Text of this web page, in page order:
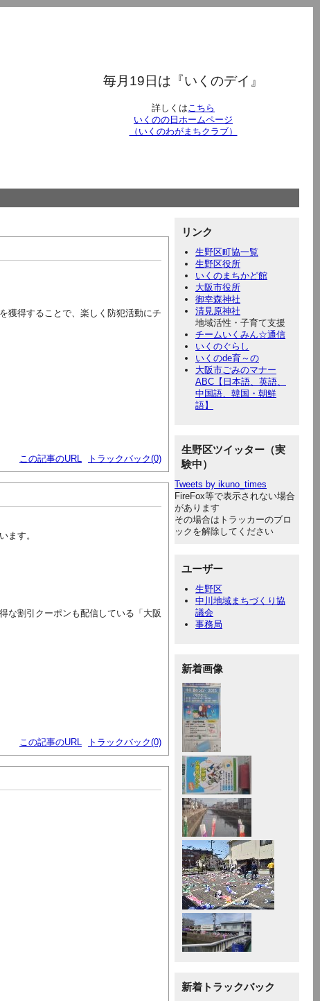
毎月19日は『いくのデイ』
詳しくはこちら
いくのの日ホームページ
（いくのわがまちクラブ）
リンク
生野区町協一覧
生野区役所
いくのまちかど館
大阪市役所
御幸森神社
清見原神社
地域活性・子育て支援
チームいくみん☆通信
いくのぐらし
いくのde育～の
大阪市ごみのマナー
ABC【日本語、英語、
中国語、韓国・朝鮮
語】
生野区ツイッター（実
験中）
Tweets by ikuno_times
FireFox等で表示されない場合
があります
その場合はトラッカーのブロ
ックを解除してください
ユーザー
生野区
中川地域まちづくり協
議会
事務局
新着画像
新着トラックバック
獲得することで、楽しく防犯活動にチ
この記事のURL トラックバック(0)
ます。
な割引クーポンも配信している「大阪
この記事のURL トラックバック(0)